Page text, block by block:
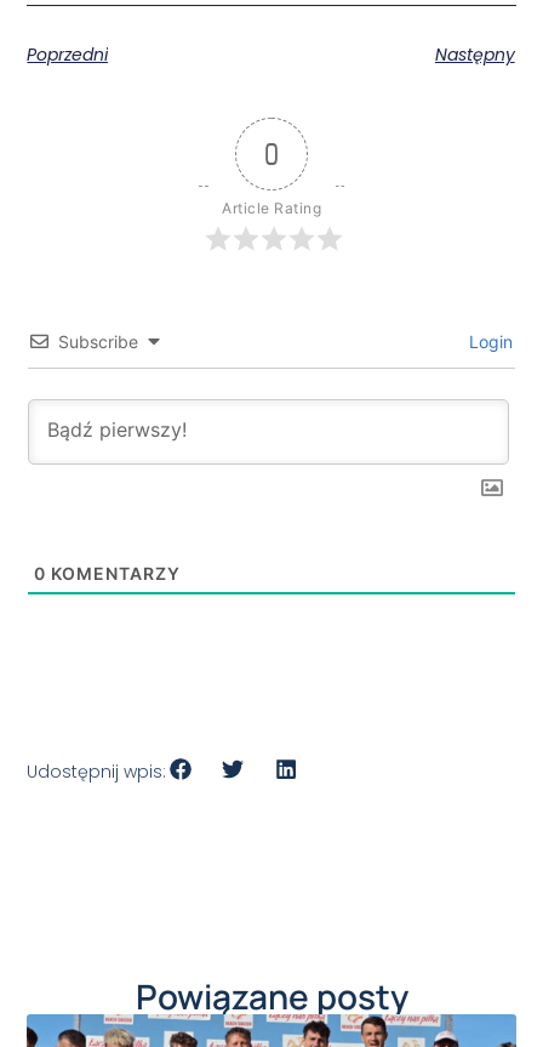
Poprzedni Następny
0
Article Rating
Subscribe Login
0 KOMENTARZY
Udostępnij wpis:
Powiązane posty